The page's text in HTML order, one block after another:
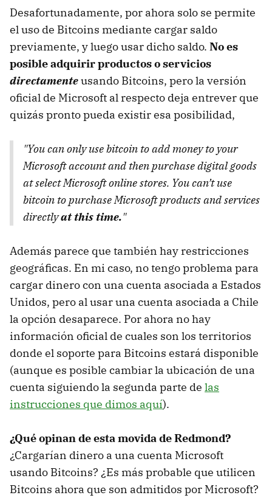
Desafortunadamente, por ahora solo se permite
el uso de Bitcoins mediante cargar saldo
previamente, y luego usar dicho saldo. No es
posible adquirir productos o servicios
directamenteusando Bitcoins, pero la versión
oficial de Microsoft al respecto deja entrever que
quizás pronto pueda existir esa posibilidad,
"You can only use bitcoin to add money to your
Microsoft account and then purchase digital goods
at select Microsoft online stores. You can’t use
bitcoin to purchase Microsoft products and services
directlyat this time."
Además parece que también hay restricciones
geográficas. En mi caso, no tengo problema para
cargar dinero con una cuenta asociada a Estados
Unidos, pero al usar una cuenta asociada a Chile
la opción desaparece. Por ahora no hay
información oficial de cuales son los territorios
donde el soporte para Bitcoins estará disponible
(aunque es posible cambiar la ubicación de una
cuenta siguiendo la segunda parte de las
instrucciones que dimos aquí).
¿Qué opinan de esta movida de Redmond?
¿Cargarían dinero a una cuenta Microsoft
usando Bitcoins? ¿Es más probable que utilicen
Bitcoins ahora que son admitidos por Microsoft?